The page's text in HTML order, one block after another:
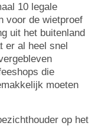
10 legale
voor de wietproef
uit het buitenland
er al heel snel
die
moeten
op het